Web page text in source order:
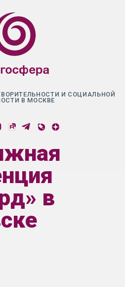
И СОЦИАЛЬНОЙ
В МОСКВЕ
в